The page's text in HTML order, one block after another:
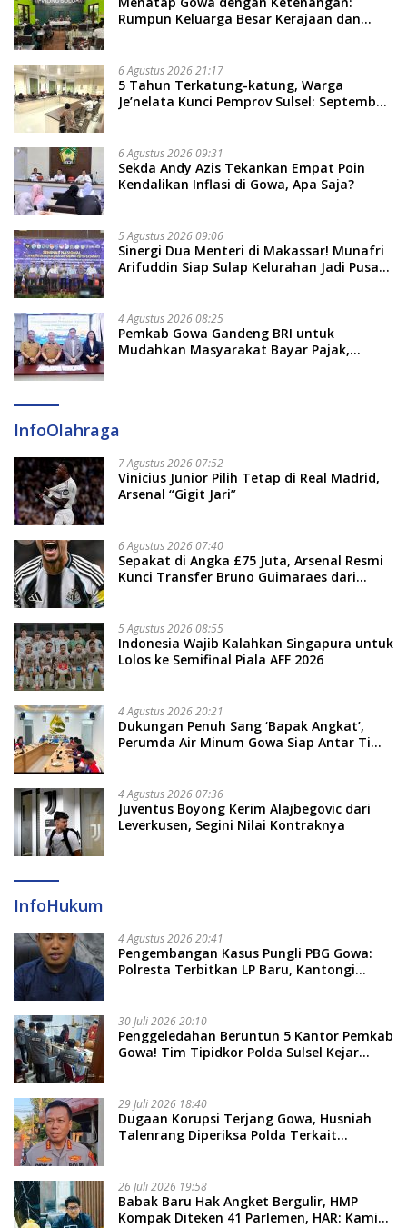
Rumpun Keluarga Besar Kerajaan dan
Soal Adat dan Adab
6 Agustus 2026 21:17
5 Tahun Terkatung-katung, Warga
Je’nelata Kunci Pemprov Sulsel: September
6 Agustus 2026 09:31
Sekda Andy Azis Tekankan Empat Poin
Kendalikan Inflasi di Gowa, Apa Saja?
5 Agustus 2026 09:06
Sinergi Dua Menteri di Makassar! Munafri
Arifuddin Siap Sulap Kelurahan Jadi Pusat
4 Agustus 2026 08:25
Pemkab Gowa Gandeng BRI untuk
Mudahkan Masyarakat Bayar Pajak,
InfoOlahraga
7 Agustus 2026 07:52
Vinicius Junior Pilih Tetap di Real Madrid,
Arsenal “Gigit Jari”
6 Agustus 2026 07:40
Sepakat di Angka £75 Juta, Arsenal Resmi
Kunci Transfer Bruno Guimaraes dari
5 Agustus 2026 08:55
Indonesia Wajib Kalahkan Singapura untuk
Lolos ke Semifinal Piala AFF 2026
4 Agustus 2026 20:21
Dukungan Penuh Sang ‘Bapak Angkat’,
Perumda Air Minum Gowa Siap Antar Tim
4 Agustus 2026 07:36
Juventus Boyong Kerim Alajbegovic dari
Leverkusen, Segini Nilai Kontraknya
InfoHukum
4 Agustus 2026 20:41
Pengembangan Kasus Pungli PBG Gowa:
Polresta Terbitkan LP Baru, Kantongi
30 Juli 2026 20:10
Penggeledahan Beruntun 5 Kantor Pemkab
Gowa! Tim Tipidkor Polda Sulsel Kejar
29 Juli 2026 18:40
Dugaan Korupsi Terjang Gowa, Husniah
Talenrang Diperiksa Polda Terkait
26 Juli 2026 19:58
​Babak Baru Hak Angket Bergulir, HMP
Kompak Diteken 41 Parlemen, HAR: Kami